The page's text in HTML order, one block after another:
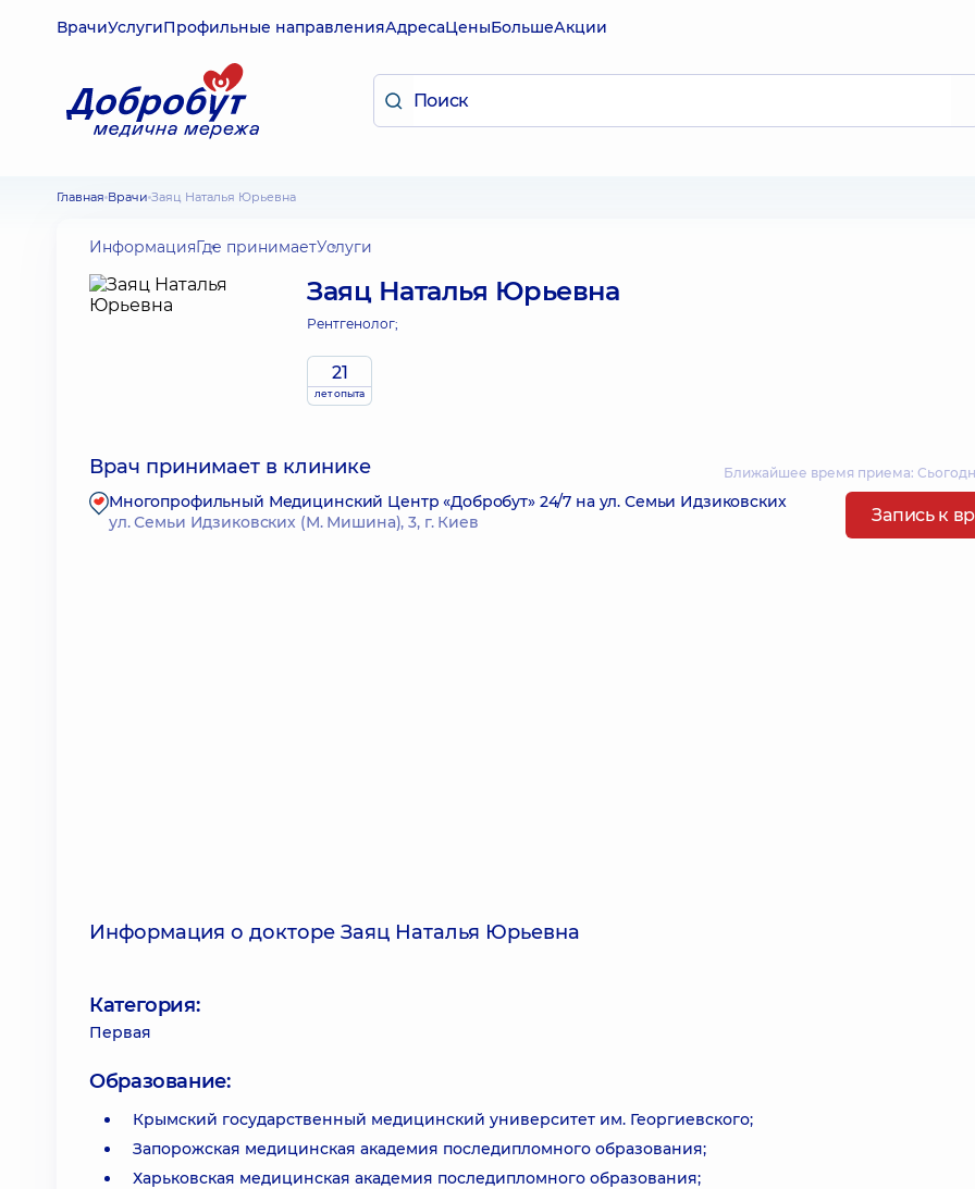
ВрачиУслугиПрофильные направленияАдресаЦеныБольшеАкции
Главная Врачи Заяц Наталья Юрьевна
ИнформацияГде принимаетУслуги
Заяц Наталья Юрьевна
Рентгенолог;
21
лет опыта
Врач принимает в клинике Ближайшее время приема:
Многопрофильный Медицинский Центр «Добробут» 24/7 на ул. Семьи Идзиковских
ул. Семьи Идзиковских (М. Мишина), 3, г. Киев
Запись к
Информация о докторе Заяц Наталья Юрьевна
Категория:
Первая
Образование:
Крымский государственный медицинский университет им. Георгиевского;
Запорожская медицинская академия последипломного образования;
Харьковская медицинская академия последипломного образования;